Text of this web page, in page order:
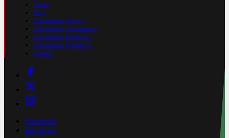
Video
Foto
Calendario Serie A
Calendario Champions
Calendario Europa L.
Calendario Premier L.
Casinò
Facebook
Instagram